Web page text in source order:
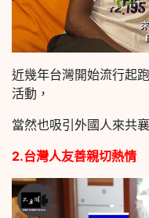
近幾年台灣開始流行起
活動，
當然也吸引外國人來共
2.台灣人友善親切熱情